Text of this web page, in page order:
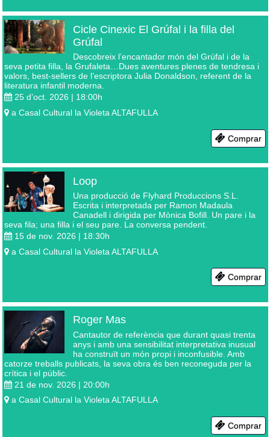
Cicle Cinexic El Grúfal i la filla del
Grúfal
Descobreix l’encantador món del Grúfal i de la
seva petita filla, la Grufaleta…Dues aventures plenes de tendresa i
valors, best-sellers de l’escriptora Julia Donaldson, referent de la
literatura infantil moderna.
25 d’oct. 2026 | 18:00h
a Casal Cultural la Violeta ALTAFULLA
Comprar
Loop
Una producció de Flyhard Produccions S.L.
Escrita i interpretada per Ramon Madaula
Canadell i dirigida per Mònica Bofill. Un pare i la
seva fila; una filla i el seu pare. La conversa pendent.
15 de nov. 2026 | 18:30h
a Casal Cultural la Violeta ALTAFULLA
Comprar
Roger Mas
Cantautor de referència que durant quasi trenta
anys i amb una sensibilitat interpretativa inusual
ha construït un món propi i inconfusible. Amb
catorze treballs publicats, la seva obra és ben reconeguda per la
crítica i el públic.
21 de nov. 2026 | 20:00h
a Casal Cultural la VioletaALTAFULLA
Comprar